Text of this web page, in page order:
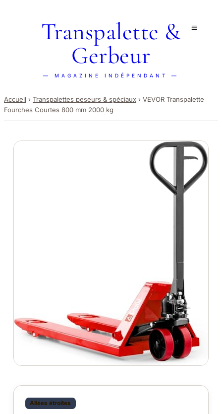
Transpalette &
Gerbeur
— MAGAZINE INDÉPENDANT —
Accueil › Transpalettes peseurs & spéciaux › VEVOR Transpalette
Fourches Courtes 800 mm 2000 kg
Allées étroites